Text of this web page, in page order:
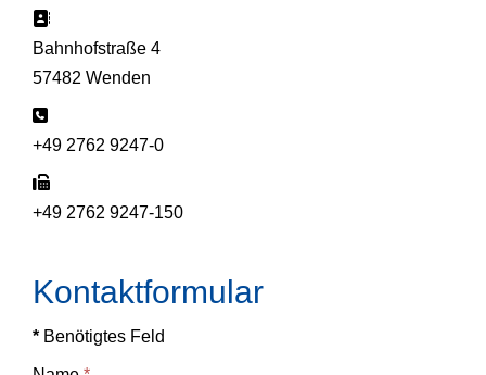
Adresse:
Bahnhofstraße 4
57482 Wenden
Telefon:
+49 2762 9247-0
Fax:
+49 2762 9247-150
Kontaktformular
* Benötigtes Feld